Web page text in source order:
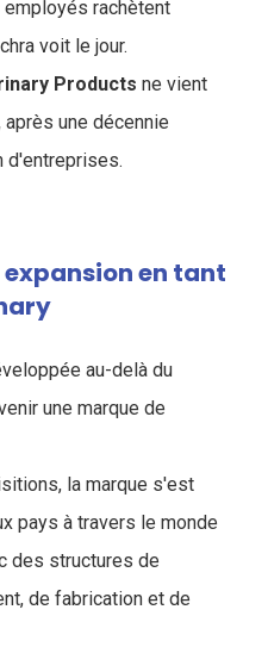
rachètent
voit le jour.
Products ne vient
une décennie
d'entreprises.
en tant
au-delà du
une marque de
la marque s'est
pays à travers le monde
des structures de
de fabrication et de